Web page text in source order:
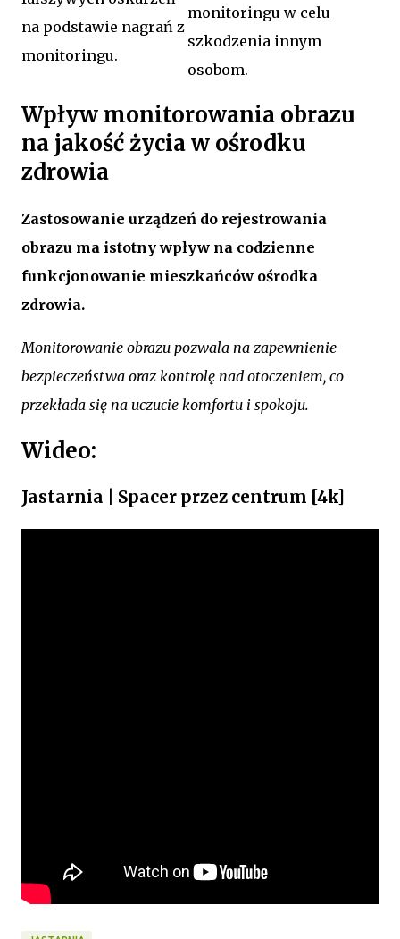
na podstawie nagrań z
monitoringu.
monitoringu w celu
szkodzenia innym
osobom.
Wpływ monitorowania obrazu
na jakość życia w ośrodku
zdrowia
Zastosowanie urządzeń do rejestrowania
obrazu ma istotny wpływ na codzienne
funkcjonowanie mieszkańców ośrodka
zdrowia.
Monitorowanie obrazu pozwala na zapewnienie
bezpieczeństwa oraz kontrolę nad otoczeniem, co
przekłada się na uczucie komfortu i spokoju.
Wideo:
Jastarnia | Spacer przez centrum [4k]